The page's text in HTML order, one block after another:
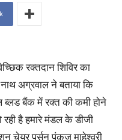
रक्तदान शिविर का
अग्रवाल ने बताया कि
ब्लड बैंक में रक्त की कमी होने
है हमारे मंडल के डीजी